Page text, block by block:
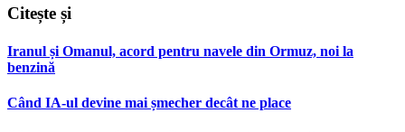
Citește și
Iranul și Omanul, acord pentru navele din Ormuz, noi la
benzină
Când IA-ul devine mai șmecher decât ne place